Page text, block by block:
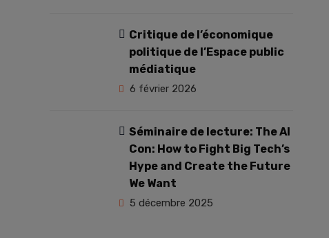
Critique de l’économique
politique de l’Espace public
médiatique
6 février 2026
Séminaire de lecture: The AI
Con: How to Fight Big Tech’s
Hype and Create the Future
We Want
5 décembre 2025